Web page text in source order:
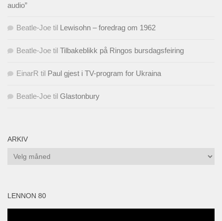
audio”
Beatle-Joe til Lewisohn – foredrag om 1962
Beatle-Joe til Tilbakeblikk på Ringos bursdagsfeiring
EinarR til Paul gjest i TV-program for Ukraina
Beatle-Joe til Glastonbury
ARKIV
Arkiv
LENNON 80